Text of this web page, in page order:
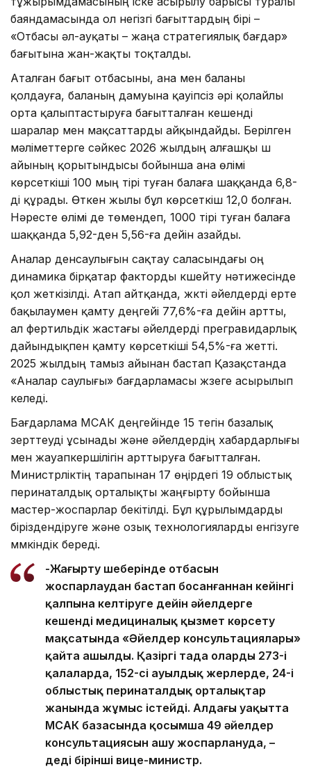
баяндамасында ол негізгі бағыттардың бірі –
«Отбасы әл-ауқаты – жаңа стратегиялық бағдар»
бағытына жан-жақты тоқталды.
Аталған бағыт отбасыны, ана мен баланы
қолдауға, баланың дамуына қауіпсіз әрі қолайлы
орта қалыптастыруға бағытталған кешенді
шаралар мен мақсаттарды айқындайды. Берілген
мәліметтерге сәйкес 2026 жылдың алғашқы үш
айының қорытындысы бойынша ана өлімі
көрсеткіші 100 мың тірі туған балаға шаққанда 6,8-
ді құрады. Өткен жылы бұл көрсеткіш 12,0 болған.
Нәресте өлімі де төмендеп, 1000 тірі туған балаға
шаққанда 5,92-ден 5,56-ға дейін азайды.
Аналар денсаулығын сақтау саласындағы оң
динамика бірқатар факторды күшейту нәтижесінде
қол жеткізілді. Атап айтқанда, жүкті әйелдерді ерте
бақылаумен қамту деңгейі 77,6%-ға дейін артты,
ал фертильдік жастағы әйелдерді прегравидарлық
дайындықпен қамту көрсеткіші 54,5%-ға жетті.
2025 жылдың тамыз айынан бастап Қазақстанда
«Аналар саулығы» бағдарламасы жүзеге асырылып
келеді.
Бағдарлама МСАК деңгейінде 15 тегін базалық
зерттеуді ұсынады және әйелдердің хабардарлығы
мен жауапкершілігін арттыруға бағытталған.
Министрліктің тарапынан 17 өңірдегі 19 облыстық
перинаталдық орталықты жаңғырту бойынша
мастер-жоспарлар бекітілді. Бұл құрылымдарды
біріздендіруге және озық технологияларды енгізуге
мүмкіндік береді.
-Жаңғырту шеңберінде отбасын
жоспарлаудан бастап босанғаннан кейінгі
қалпына келтіруге дейін әйелдерге
кешенді медициналық қызмет көрсету
мақсатында «Әйелдер консультациялары»
қайта ашылды. Қазіргі таңда олардың 273-і
қалаларда, 152-сі ауылдық жерлерде, 24-і
облыстық перинаталдық орталықтар
жанында жұмыс істейді. Алдағы уақытта
МСАК базасында қосымша 49 әйелдер
консультациясын ашу жоспарлануда, –
деді бірінші вице-министр.